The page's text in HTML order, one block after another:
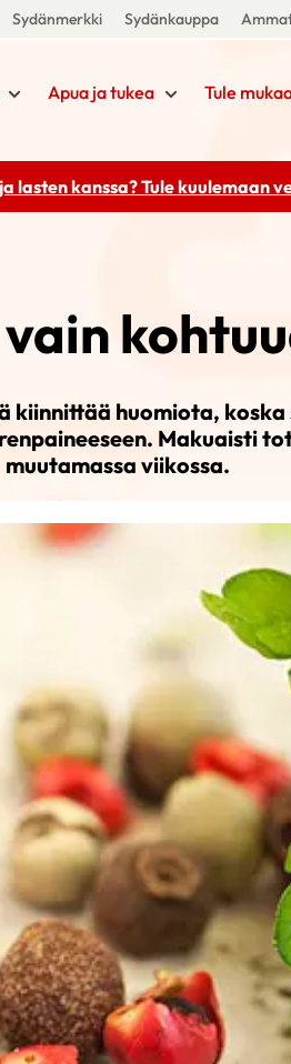
Sydänmerkki Sydänkauppa
Apua ja tukea Tule
lasten kanssa? Tule kuulemaan
kiinnittää huomiota, koska
Makuaisti
muutamassa viikossa.